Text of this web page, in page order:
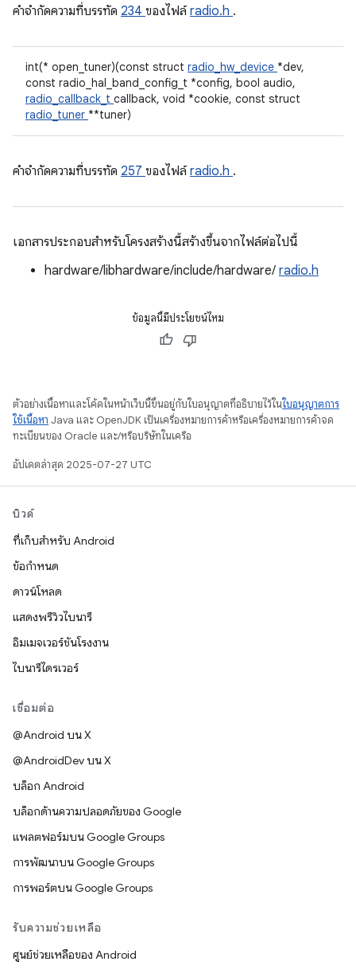
คําจํากัดความที่บรรทัด 234 ของไฟล์radio.h .
int(* open_tuner)(const struct radio_hw_device *dev,
const radio_hal_band_config_t *config, bool audio,
radio_callback_t callback, void *cookie, const struct
radio_tuner **tuner)
คําจํากัดความที่บรรทัด 257 ของไฟล์radio.h .
เอกสารประกอบสำหรับโครงสร้างนี้สร้างขึ้นจากไฟล์ต่อไปนี้
hardware/libhardware/include/hardware/ radio.h
ข้อมูลนี้มีประโยชน์ไหม
ตัวอย่างเนื้อหาและโค้ดในหน้าเว็บนี้ขึ้นอยู่กับใบอนุญาตที่อธิบายไว้ในใบอนุญาตการ
ใช้เนื้อหา Java และ OpenJDK เป็นเครื่องหมายการค้าหรือเครื่องหมายการค้าจด
ทะเบียนของ Oracle และ/หรือบริษัทในเครือ
อัปเดตล่าสุด 2025-07-27 UTC
บิวด์
ที่เก็บสำหรับ Android
ข้อกำหนด
ดาวน์โหลด
แสดงพรีวิวไบนารี
อิมเมจเวอร์ชันโรงงาน
ไบนารีไดรเวอร์
เชื่อมต่อ
@Android บน X
@AndroidDev บน X
บล็อก Android
บล็อกด้านความปลอดภัยของ Google
แพลตฟอร์มบน Google Groups
การพัฒนาบน Google Groups
การพอร์ตบน Google Groups
รับความช่วยเหลือ
ศูนย์ช่วยเหลือของ Android